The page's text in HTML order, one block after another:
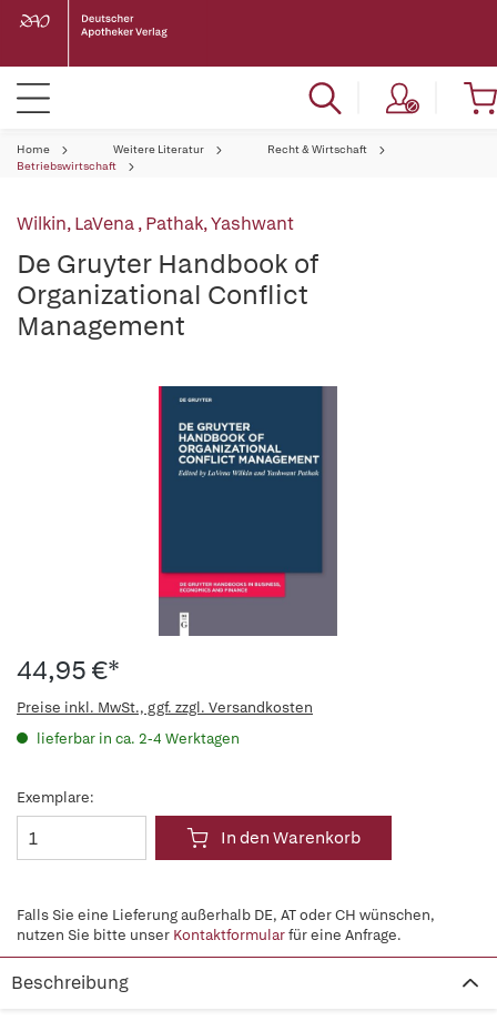
Home Weitere Literatur
Recht & Wirtschaft
Betriebswirtschaft
Wilkin, LaVena,Pathak, Yashwant
De Gruyter Handbook of
Organizational Conflict
Management
44,95 €*
Preise inkl. MwSt., ggf. zzgl. Versandkosten
lieferbar in ca. 2-4 Werktagen
Exemplare:
In den Warenkorb
Falls Sie eine Lieferung außerhalb DE, AT oder CH wünschen,
nutzen Sie bitte unser Kontaktformularfür eine Anfrage.
Beschreibung